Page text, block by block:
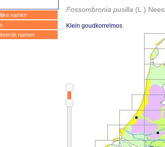
namen
namen
Fossombronia pusilla (L.) Nees
Klein goudkorrelmos